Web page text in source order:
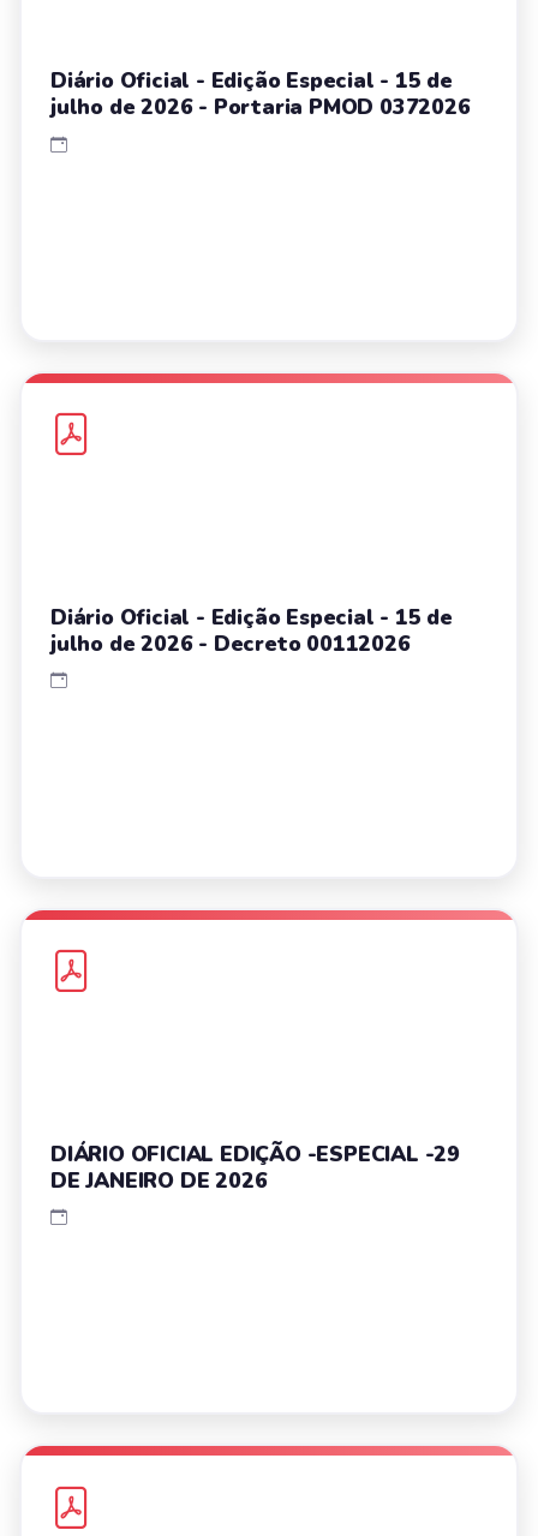
Diário Oficial - Edição Especial - 15 de
julho de 2026 - Portaria PMOD 0372026
Diário Oficial - Edição Especial - 15 de
julho de 2026 - Decreto 00112026
DIÁRIO OFICIAL EDIÇÃO -ESPECIAL -29
DE JANEIRO DE 2026